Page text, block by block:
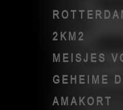
2KM2
MEISJES
GEHEIME
AMAKORT